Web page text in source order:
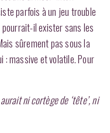
parfois à un jeu trouble
il exister sans les
sûrement pas sous la
: massive et volatile. Pour
ni cortège de ‘tête’, ni